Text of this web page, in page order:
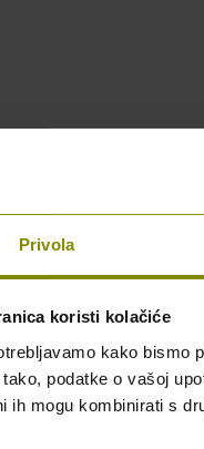
Privola
koristi kolačiće
kako bismo
podatke o vašoj
ih mogu kombinirati s